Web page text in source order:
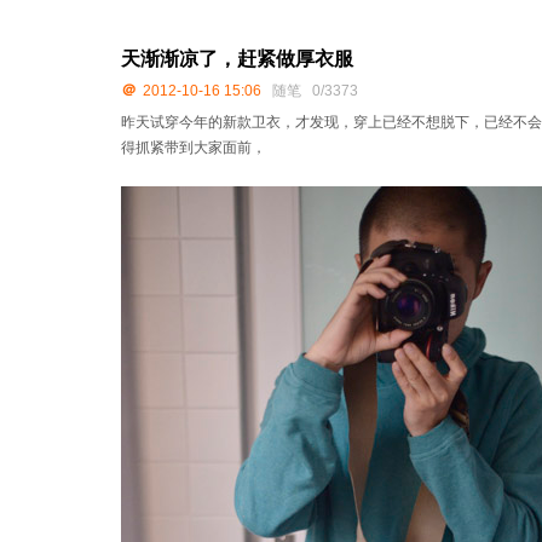
天渐渐凉了，赶紧做厚衣服
＠ 2012-10-16 15:06 随笔
0/3373
昨天试穿今年的新款卫衣，才发现，穿上已经不想脱下，已经不
得抓紧带到大家面前，